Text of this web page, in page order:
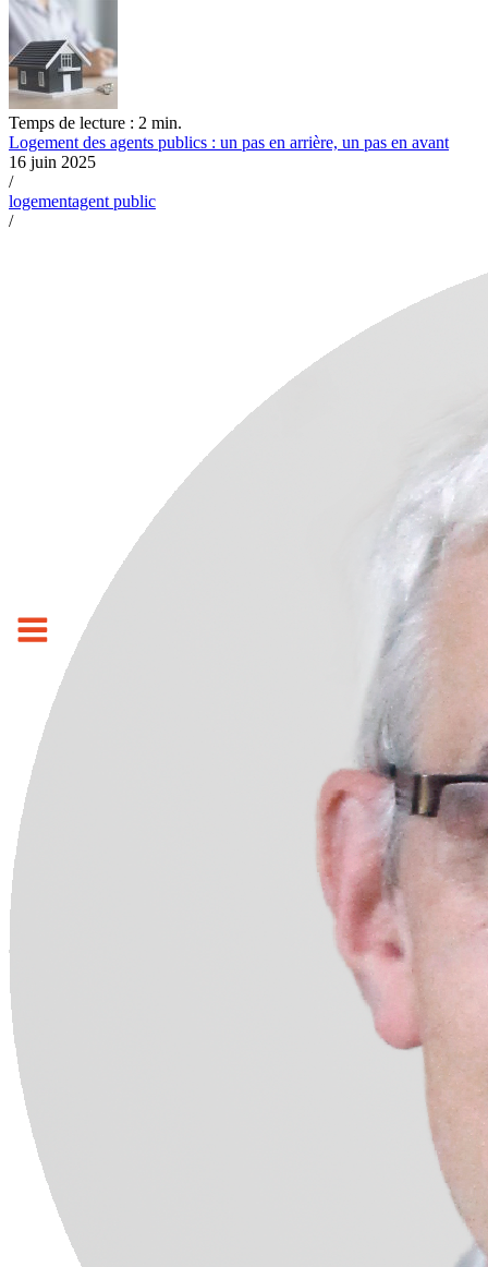
Temps de lecture : 2 min.
Logement des agents publics : un pas en arrière, un pas en avant
16 juin 2025
/
logementagent public
/